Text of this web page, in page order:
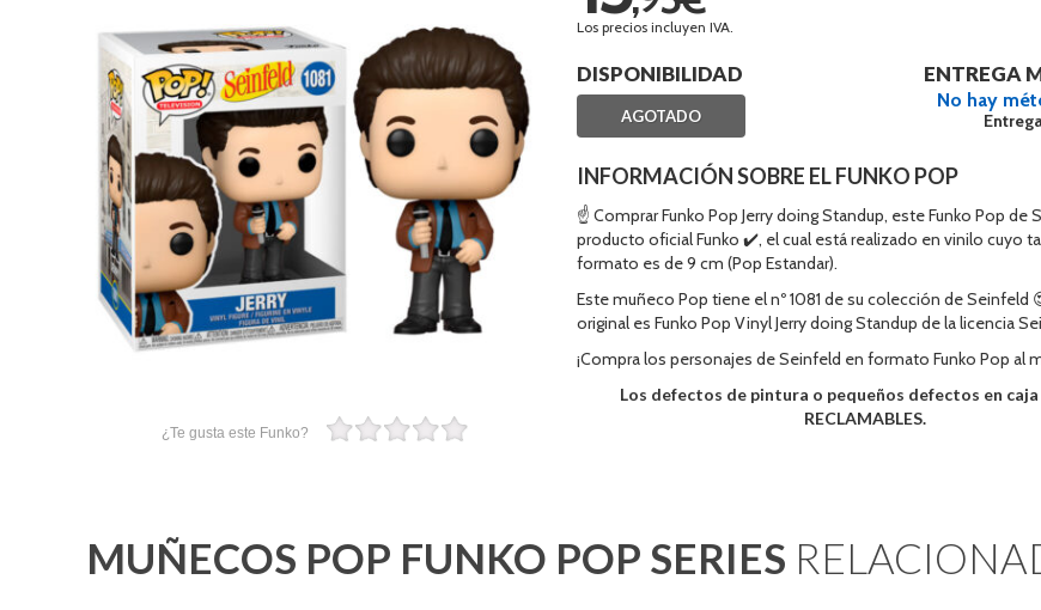
¿Te gusta este Funko?
Los precios incluyen IVA.
DISPONIBILIDAD
AGOTADO
ENTREGA
No hay
INFORMACIÓN SOBRE EL FUNKO POP
☝ Comprar Funko Pop Jerry doing Standup, este Funko Pop de
producto oficial Funko ✔️, el cual está realizado en vinilo cuyo
formato es de 9 cm (Pop Estandar).
Este muñeco Pop tiene el nº 1081 de su colección de Seinfeld
original es Funko Pop Vinyl Jerry doing Standup de la licencia
¡Compra los personajes de Seinfeld en formato Funko Pop al
Los defectos de pintura o pequeños defectos en caja
RECLAMABLES.
MUÑECOS POP FUNKO POP SERIES